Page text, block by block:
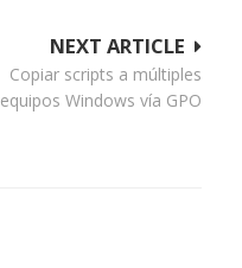
NEXT ARTICLE
Copiar scripts a múltiples
equipos Windows vía GPO